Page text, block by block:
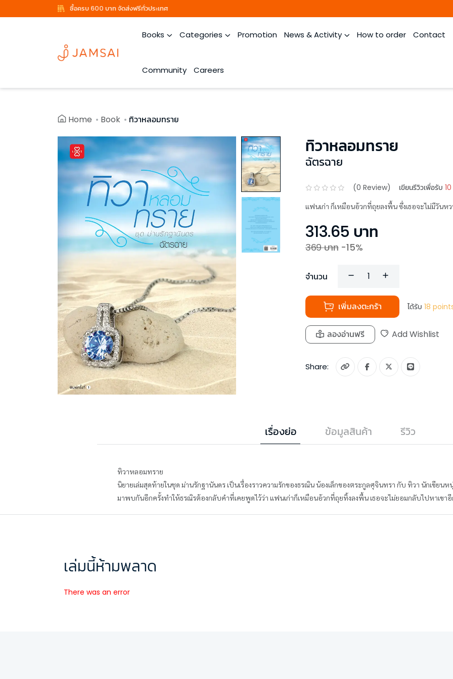
ซื้อครบ 600 บาท จัดส่งฟรีทั่วประเทศ
Books Categories Promotion News & Activity How to order Contact
Community Careers
Home Book ทิวาหลอมทราย
ทิวาหลอมทราย
ฉัตรฉาย
(0 Review) เขียนรีวิวเพื่อรับ
แฟนเก่า ก็เหมือนอ้วกที่ถุยลงพื้น ซึ่งเธอจะไม่มีวันห
313.65 บาท
369บาท -15%
จำนวน
เพิ่มลงตะกร้า ได้รับ 18
ลองอ่านฟรี Add Wishlist
Share:
เรื่องย่อ ข้อมูลสินค้า รีวิว
ทิวาหลอมทราย
นิยายเล่มสุดท้ายในชุด ม่านรักฐานันดร เป็นเรื่องราวความรักของธรณิน น้องเล็กของตระกูลศุจินทรา กับ ทิวา นักเขียน
มาพบกันอีกครั้งทำให้ธรณิรต้องกลับคำที่เคยพูดไว้ว่า แฟนเก่าก็เหมือนอ้วกที่ถุยทิ้งลงพื้น เธอจะไม่ยอมกลับไปหาเขาอี
เล่มนี้ห้ามพลาด
There was an error